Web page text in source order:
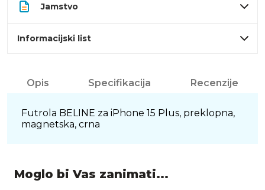
Jamstvo
Informacijski list
Opis Specifikacija Recenzije
Futrola BELINE za iPhone 15 Plus, preklopna,
magnetska, crna
Moglo bi Vas zanimati...